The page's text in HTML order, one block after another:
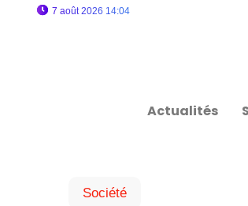
7 août 2026 14:04
Actualités
Société